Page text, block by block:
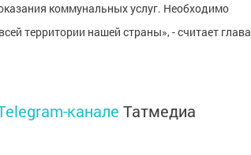
коммунальных услуг. Необходимо
территории нашей страны», - считает глава
канале Татмедиа